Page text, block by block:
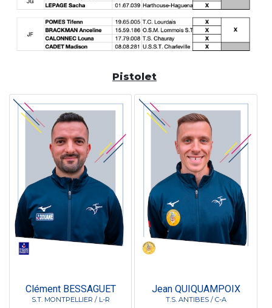
Pistolet
Clément BESSAGUET
S.T. MONTPELLIER / L-R
Jean QUIQUAMPOIX
T.S. ANTIBES / C-A